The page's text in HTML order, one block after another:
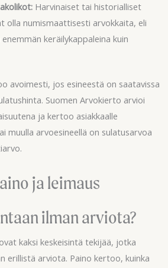
Harvinaiset tai historialliset
olla numismaattisesti arvokkaita, eli
keräilykappaleina kuin
avoimesti, jos esineestä on saatavissa
Suomen Arvokierto arvioi
ja kertoo asiakkaalle
muulla arvoesineellä on sulatusarvoa
ja leimaus
ilman arviota?
kaksi keskeisintä tekijää, jotka
erillistä arviota. Paino kertoo, kuinka